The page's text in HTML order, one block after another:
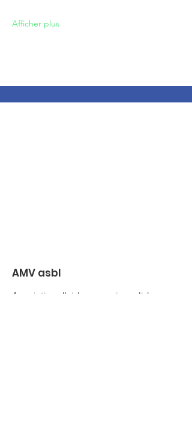
Afficher plus
AMV asbl
Association d'aide aux moins-valides.